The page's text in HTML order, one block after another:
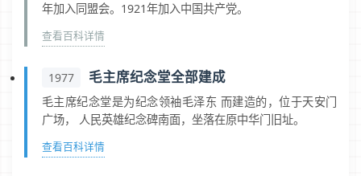
年加入同盟会。1921年加入中国共产党。
查看百科详情
1977 毛主席纪念堂全部建成
毛主席纪念堂是为纪念领袖毛泽东 而建造的，位于天安门
广场， 人民英雄纪念碑南面，坐落在原中华门旧址。
查看百科详情